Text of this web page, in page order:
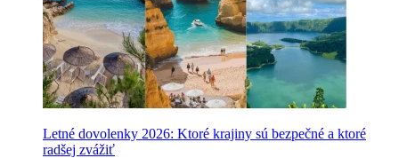
Letné dovolenky 2026: Ktoré krajiny sú bezpečné a ktoré
radšej zvážiť